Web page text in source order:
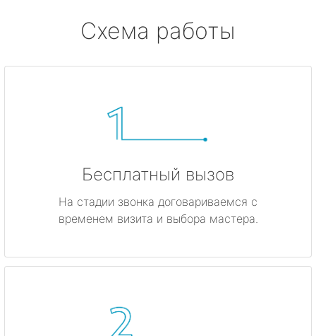
Схема работы
Бесплатный вызов
На стадии звонка договариваемся с
временем визита и выбора мастера.